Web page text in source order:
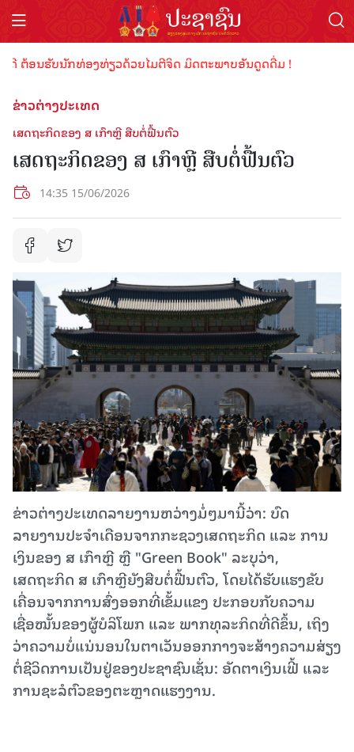
ອນຮັບນັກທ່ອງທ່ຽວດ້ວຍໄມຕີຈິດ ມິດຕະພາບອັນດູດດື່ມ !
ຂ່າວຕ່າງປະເທດ
ເສດຖະກິດຂອງ ສ ເກົາຫຼີ ສືບຕໍ່ຟື້ນຕົວ
ເສດຖະກິດຂອງ ສ ເກົາຫຼີ ສືບຕໍ່ຟື້ນຕົວ
14:35 15/06/2026
ຂ່າວຕ່າງປະເທດລາຍງານຫວ່າງມໍ່ໆມານີ້ວ່າ: ບົດ
ລາຍງານປະຈຳເດືອນຈາກກະຊວງເສດຖະກິດ ແລະ ການ
ເງິນຂອງ ສ ເກົາຫຼີ ຫຼື "Green Book" ລະບຸວ່າ,
ເສດຖະກິດ ສ ເກົາຫຼີຍັງສືບຕໍ່ຟື້ນຕົວ, ໂດຍໄດ້ຮັບແຮງຂັບ
ເຄື່ອນຈາກການສົ່ງອອກທີ່ເຂັ້ມແຂງ ປະກອບກັບຄວາມ
ເຊື່ອໝັ້ນຂອງຜູ້ບໍລິໂພກ ແລະ ພາກທຸລະກິດທີ່ດີຂຶ້ນ, ເຖິງ
ວ່າຄວາມບໍ່ແນ່ນອນໃນຕາເວັນອອກກາງຈະສ້າງຄວາມສ່ຽງ
ຕໍ່ຊີວິດການເປັນຢູ່ຂອງປະຊາຊົນເຊັ່ນ: ອັດຕາເງິນເຟີ້ ແລະ
ການຊະລໍຕົວຂອງຕະຫຼາດແຮງງານ.